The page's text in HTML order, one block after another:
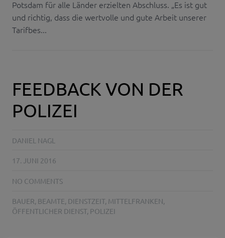
Potsdam für alle Länder erzielten Abschluss. „Es ist gut
und richtig, dass die wertvolle und gute Arbeit unserer
Tarifbes...
FEEDBACK VON DER
POLIZEI
DANIEL NAGL
17. JUNI 2016
NO COMMENTS
BAUER, BEAMTE, DIENSTZEIT, MITTELFRANKEN,
ÖFFENTLICHER DIENST, POLIZEI